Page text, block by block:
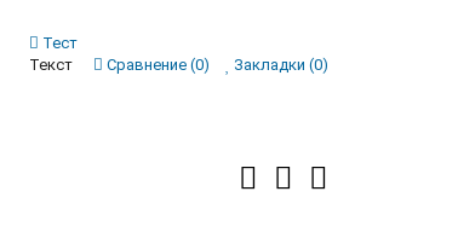
Тест
Текст
Сравнение (0) Закладки (0)